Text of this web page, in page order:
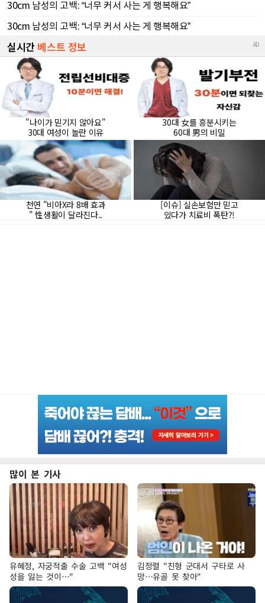
많이 본 기사
유혜정, 자궁적출 수술 고백 "여성
성을 잃는 것이…"
김정렬 "친형 군대서 구타로 사
망…유골 못 찾아"